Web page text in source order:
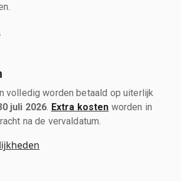
volledig worden betaald op uiterlijk
juli 2026 Extra kosten worden in
na de vervaldatum.